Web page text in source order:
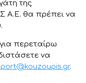
της
θα πρέπει να
περεταίρω
να
.